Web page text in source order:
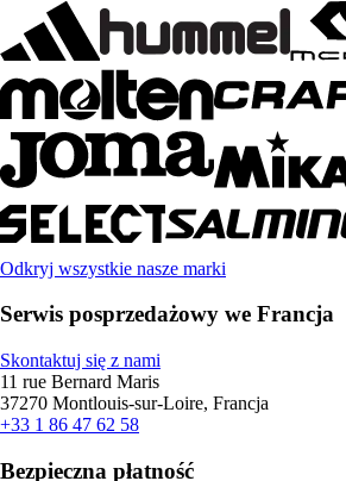
Odkryj wszystkie nasze marki
Serwis posprzedażowy we Francja
Skontaktuj się z nami
11 rue Bernard Maris
37270 Montlouis-sur-Loire, Francja
+33 1 86 47 62 58
Bezpieczna płatność